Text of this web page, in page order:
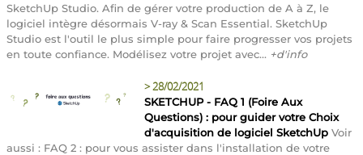
SketchUp Studio. Afin de gérer votre production de A à Z, le
logiciel intègre désormais V-ray & Scan Essential. SketchUp
Studio est l'outil le plus simple pour faire progresser vos projets
en toute confiance. Modélisez votre projet avec... +d'info
>28/02/2021
SKETCHUP - FAQ 1 (Foire Aux
Questions) : pour guider votre Choix
d'acquisition de logiciel SketchUp Voir
aussi : FAQ 2 : pour vous assister dans l'installation de votre